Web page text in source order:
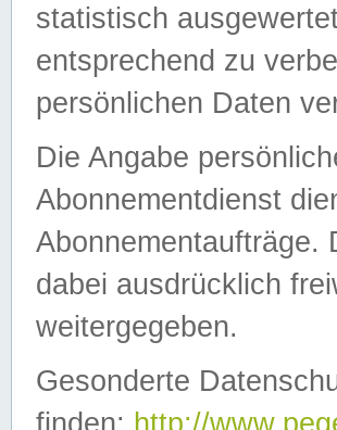
statistisch
entsprechend zu
persönlichen Daten
Die Angabe
Abonnementdienst
Abonnementaufträge.
dabei ausdrücklich
weitergegeben.
Gesonderte
finden: http://